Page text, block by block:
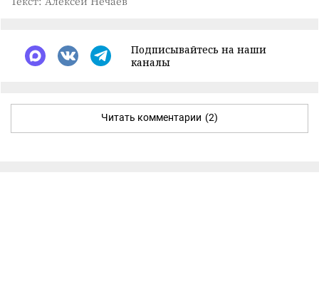
Подписывайтесь на наши
каналы
Читать комментарии (2)